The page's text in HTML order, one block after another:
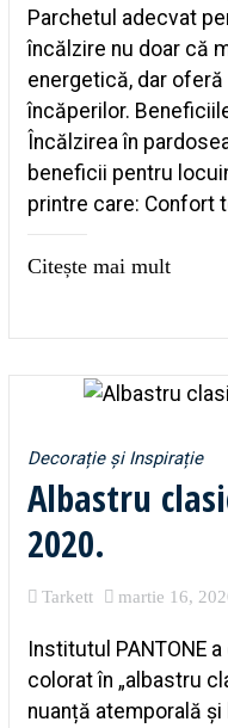
Parchetul adecvat
încălzire nu doar că
energetică, dar
încăperilor.
Încălzirea în
beneficii pentru
printre care: Confort
Citește mai mult
Decorație și Inspirație
Albastru
2020.
Tarkett martie 16,
Institutul PANTONE
colorat în „albastru
nuanță atemporală